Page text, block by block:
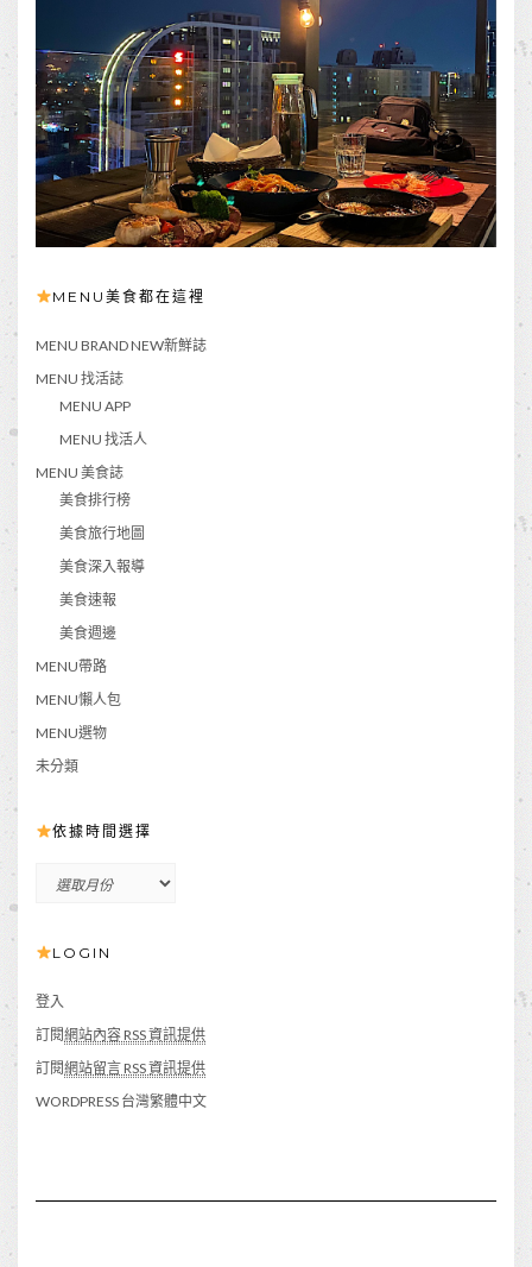
MENU美食都在這裡
MENU BRAND NEW新鮮誌
MENU 找活誌
MENU APP
MENU 找活人
MENU 美食誌
美食排行榜
美食旅行地圖
美食深入報導
美食速報
美食週邊
MENU帶路
MENU懶人包
MENU選物
未分類
依據時間選擇
間
擇
LOGIN
登入
訂閱網站內容 RSS 資訊提供
訂閱網站留言 RSS 資訊提供
WORDPRESS 台灣繁體中文